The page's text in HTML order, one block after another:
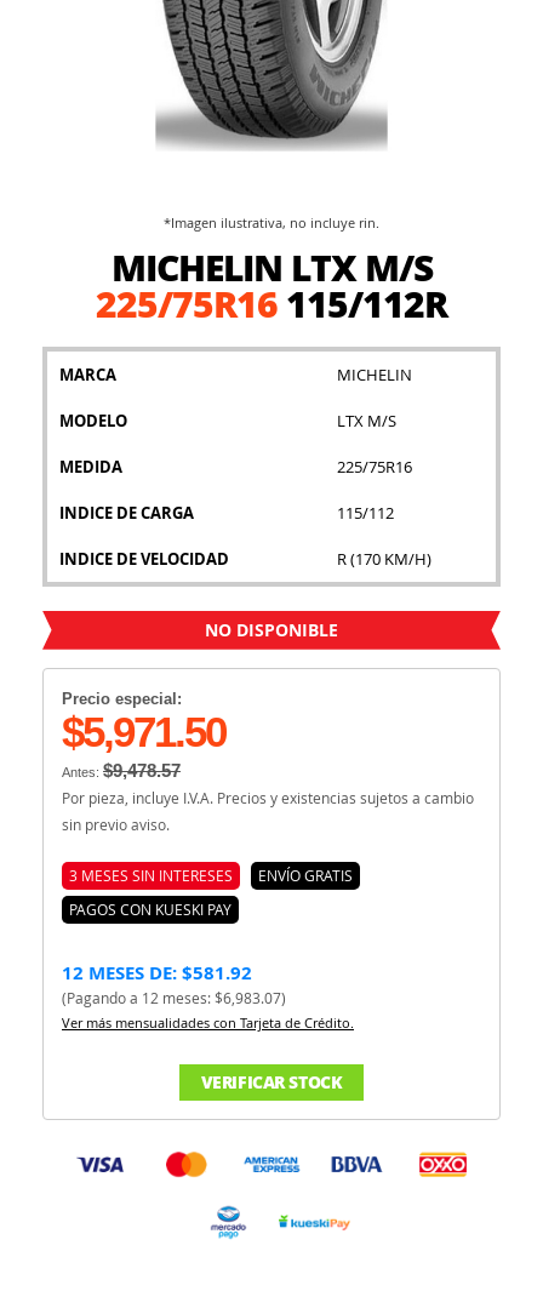
MICHELIN LTX M/S
225/75R16115/112R
MARCA MICHELIN
MODELO LTX M/S
MEDIDA 225/75R16
INDICE DE CARGA 115/112
INDICE DE VELOCIDAD R (170 KM/H)
NO DISPONIBLE
Precio especial:
$5,971.50
Antes: $9,478.57
Por pieza, incluye I.V.A. Precios y existencias sujetos a cambio
sin previo aviso.
3 MESES SIN INTERESES
ENVÍO GRATIS
PAGOS CON KUESKI PAY
12 MESES DE: $581.92
(Pagando a 12 meses: $6,983.07)
Ver más mensualidades con Tarjeta de Crédito.
VERIFICAR STOCK
*Imagen ilustrativa, no incluye rin.
comienzo
galería
imágenes